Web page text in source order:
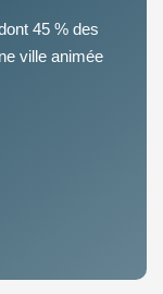
45 % des
ville animée